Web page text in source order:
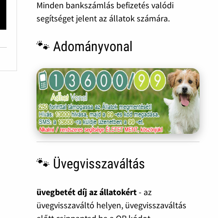
Minden bankszámlás befizetés valódi
segítséget jelent az állatok számára.
🐾 Adományvonal
🐾 Üvegvisszaváltás
üvegbetét díj az állatokért- az
üvegvisszaváltó helyen, üvegvisszaváltás